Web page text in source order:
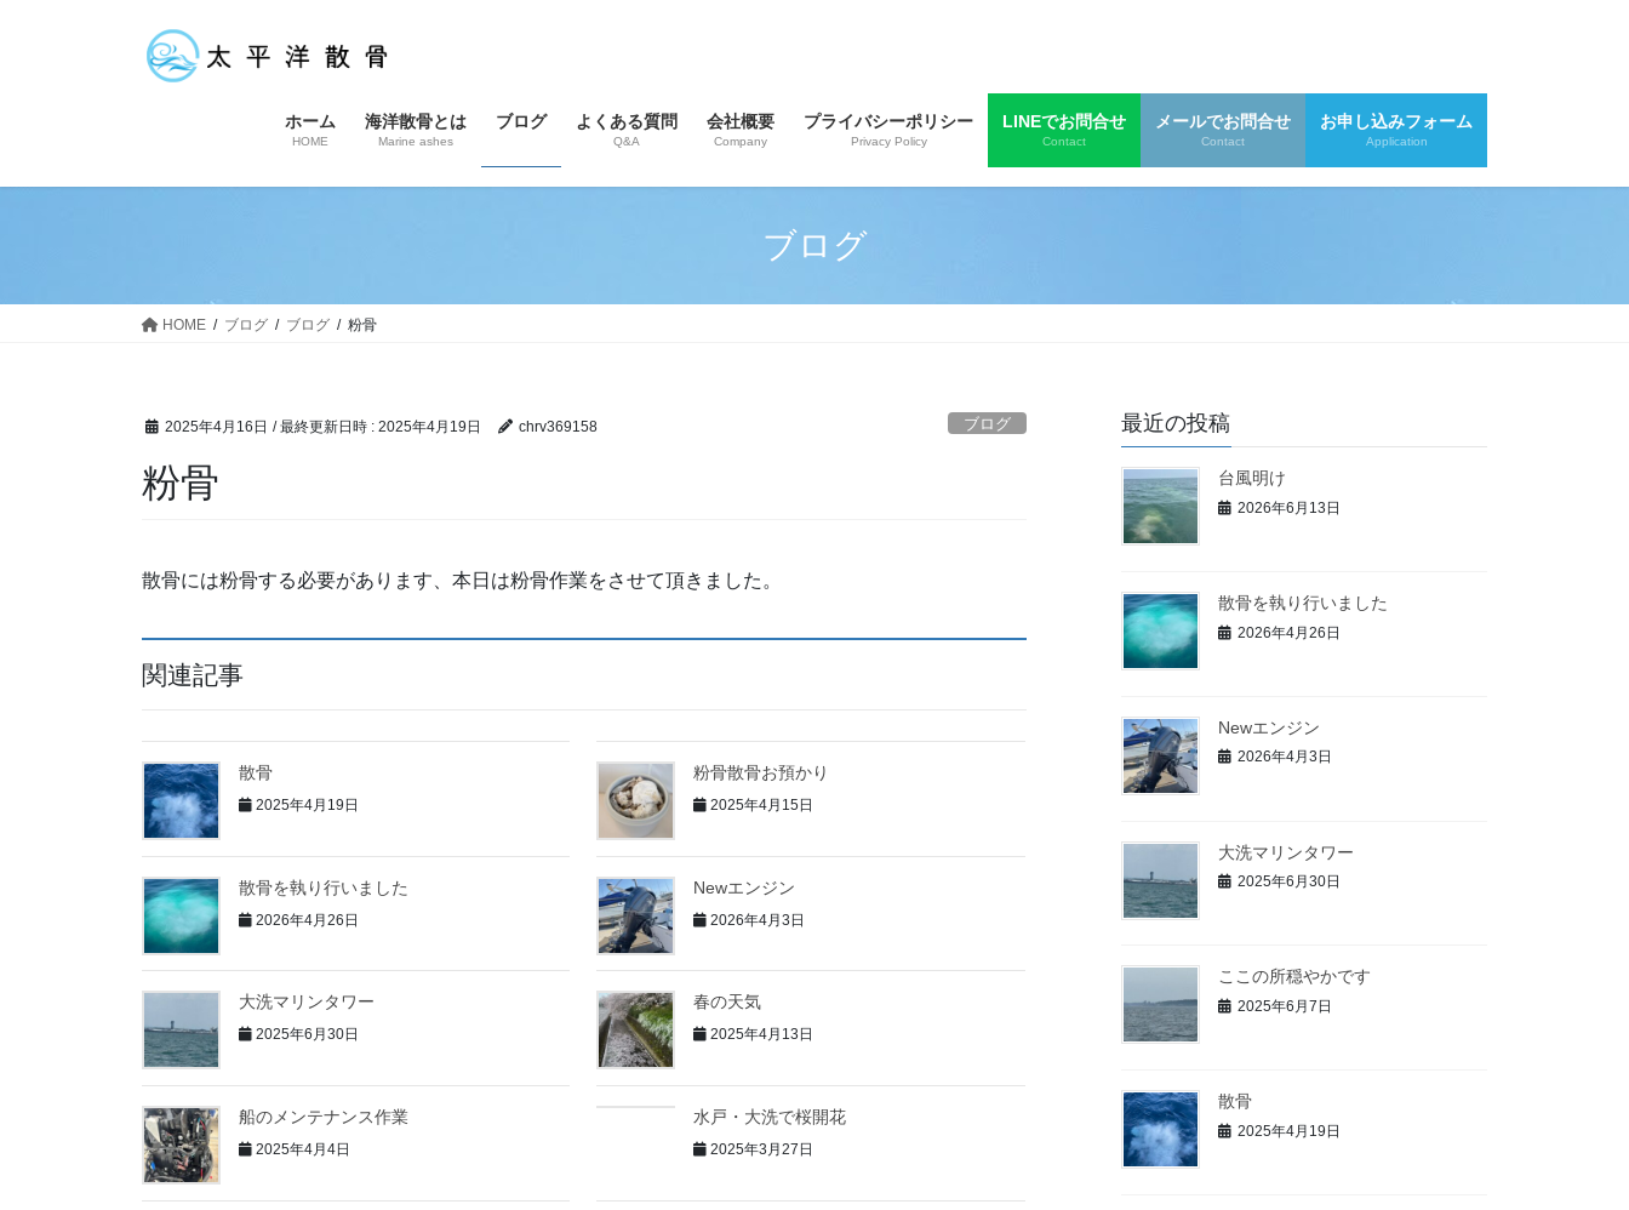
ス
ン
ホーム
HOME
海洋散骨とは
Marine ashes
ブログ よくある質問
Q&A
会社概要
Company
プライバシーポリシー
Privacy Policy
LINEでお問合せ
Contact
メールでお問合せ
Contact
お申し込みフォーム
Application
ブログ
HOME ブログ ブログ 粉骨
2025年4月16日 / 最終更新日時 : 2025年4月19日 chrv369158 ブログ
粉骨
散骨には粉骨する必要があります、本日は粉骨作業をさせて頂きました。
関連記事
散骨
2025年4月19日
粉骨散骨お預かり
2025年4月15日
散骨を執り行いました
2026年4月26日
Newエンジン
2026年4月3日
大洗マリンタワー
2025年6月30日
春の天気
2025年4月13日
船のメンテナンス作業
2025年4月4日
水戸・大洗で桜開花
2025年3月27日
最近の投稿
台風明け
2026年6月13日
散骨を執り行いました
2026年4月26日
Newエンジン
2026年4月3日
大洗マリンタワー
2025年6月30日
ここの所穏やかです
2025年6月7日
散骨
2025年4月19日